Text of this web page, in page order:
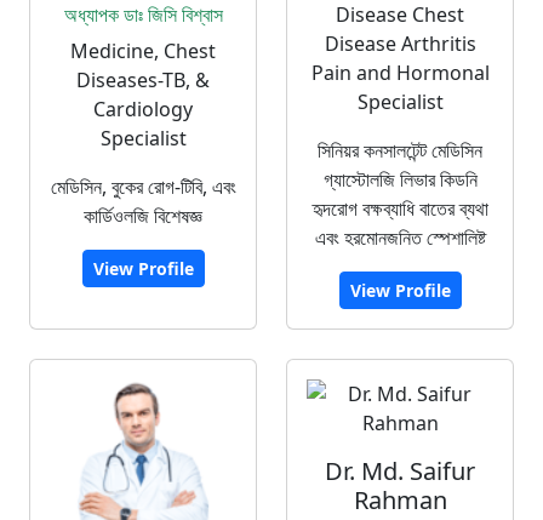
অধ্যাপক ডাঃ জিসি বিশ্বাস
Medicine, Chest
Diseases-TB, &
Cardiology
Specialist
মেডিসিন, বুকের রোগ-টিবি, এবং
কার্ডিওলজি বিশেষজ্ঞ
View Profile
Disease Chest
Disease Arthritis
Pain and Hormonal
Specialist
সিনিয়র কনসালটেন্ট মেডিসিন
গ্যাস্টোলজি লিভার কিডনি
হৃদরোগ বক্ষব্যাধি বাতের ব্যথা
এবং হরমোনজনিত স্পেশালিষ্ট
View Profile
Dr. Md. Saifur
Rahman